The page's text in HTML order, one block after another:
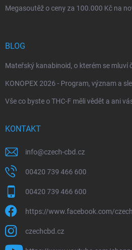
Megasoutěž o ceny za 100.000 Kč na
BLOG
Mateřský kanabinoid, o kterém se mluví
KONOPEX 2026 - Program, význam a
Vše co byste o THC-F měli vědět a ani
KONTAKT
info@czech-cbd.cz
00420 739 466 600
00420 739 466 600
https://www.facebook.com/
czechcbd.cz